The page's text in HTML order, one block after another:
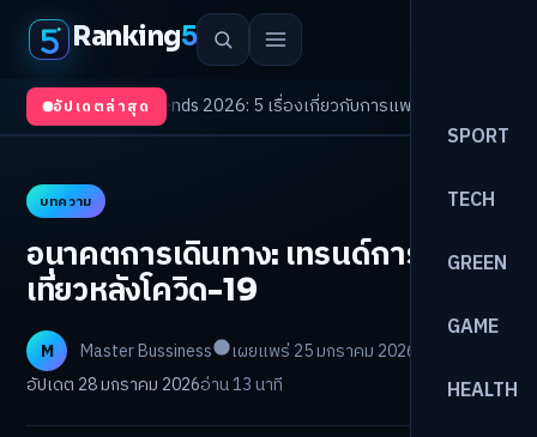
Ranking5
SPORT
TECH
GREEN
GAME
HEALTH
อัปเดตล่าสุด
Trends 2026: 5 เรื่องเกี่ยวกับการแพทย์ที่ควรรู้/ดอกเบี้ยขาขึ้นรอบใ
บทความ
อนาคตการเดินทาง: เทรนด์การท่อง
เที่ยวหลังโควิด-19
M Master Bussiness
เผยแพร่ 25 มกราคม 2026
อัปเดต 28 มกราคม 2026อ่าน 13 นาที